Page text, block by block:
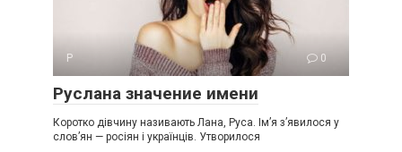
Р 0
Руслана значение имени
Коротко дівчину називають Лана, Руса. Ім’я з’явилося у
слов’ян — росіян і українців. Утворилося